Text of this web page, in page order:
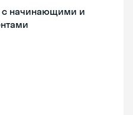
с начинающими и